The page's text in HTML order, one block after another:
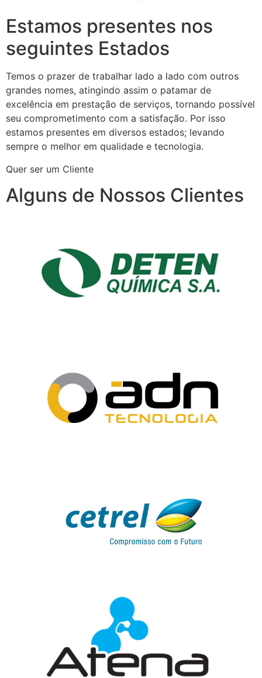
Estamos presentes nos
seguintes Estados
Temos o prazer de trabalhar lado a lado com outros
grandes nomes, atingindo assim o patamar de
excelência em prestação de serviços, tornando possível
seu comprometimento com a satisfação. Por isso
estamos presentes em diversos estados; levando
sempre o melhor em qualidade e tecnologia.
Quer ser um Cliente
Alguns de Nossos Clientes